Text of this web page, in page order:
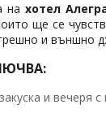
на хотел
ще се
и външно
и вечеря